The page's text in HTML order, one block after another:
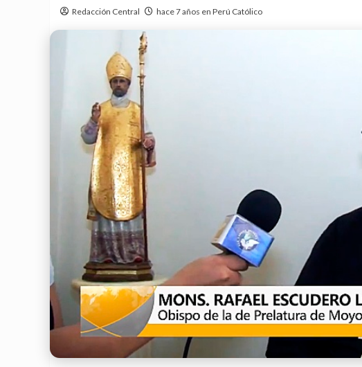
Redacción Central hace 7 años en Perú Católico